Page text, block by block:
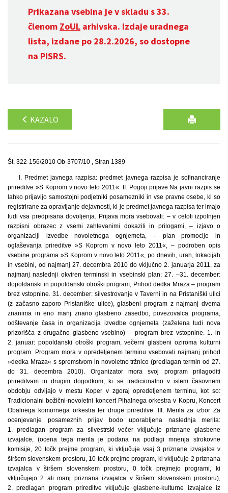
Prikazana vsebina je v skladu s 33.
členom ZoUL arhivska. Izdaje uradnega
lista, izdane po 28.2.2026, so dostopne
na PISRS.
KAZALO
Št. 322-156/2010 Ob-3707/10 , Stran 1389
I. Predmet javnega razpisa: predmet javnega razpisa je sofinanciranje
prireditve »S Koprom v novo leto 2011«. II. Pogoji prijave Na javni razpis se
lahko prijavijo samostojni podjetniki posamezniki in vse pravne osebe, ki so
registrirane za opravljanje dejavnosti, ki je predmet javnega razpisa ter imajo
tudi vsa predpisana dovoljenja. Prijava mora vsebovati: – v celoti izpolnjen
razpisni obrazec z vsemi zahtevanimi dokazili in prilogami, – izjavo o
organizaciji izvedbe novoletnega ognjemeta, – plan promocije in
oglaševanja prireditve »S Koprom v novo leto 2011«, – podroben opis
vsebine programa »S Koprom v novo leto 2011«, po dnevih, urah, lokacijah
in vsebini, od najmanj 27. decembra 2010 do vključno 2. januarja 2011, za
najmanj naslednji okviren terminski in vsebinski plan: 27. –31. december:
dopoldanski in popoldanski otroški program, Prihod dedka Mraza – program
brez vstopnine. 31. december: silvestrovanje v Taverni in na Pristaniški ulici
(z začasno zaporo Pristaniške ulice), glasbeni program z najmanj dvema
znanima in eno manj znano glasbeno zasedbo, povezovalca programa,
odštevanje časa in organizacija izvedbe ognjemeta (zaželena tudi nova
prizorišča z drugačno glasbeno vsebino) – program brez vstopnine. 1. in
2. januar: popoldanski otroški program, večerni glasbeni oziroma kulturni
program. Program mora v opredeljenem terminu vsebovati najmanj prihod
»dedka Mraza« s spremstvom in novoletno tržnico (predlagan termin od 27.
do 31. decembra 2010). Organizator mora svoj program prilagoditi
prireditvam in drugim dogodkom, ki se tradicionalno v istem časovnem
obdobju odvijajo v mestu Koper v zgoraj opredeljenem terminu, kot so:
Tradicionalni božični-novoletni koncert Pihalnega orkestra v Kopru, Koncert
Obalnega komornega orkestra ter druge prireditve. III. Merila za izbor Za
ocenjevanje posameznih prijav bodo uporabljena naslednja merila:
1. predlagan program za silvestrski večer vključuje priznane glasbene
izvajalce, (ocena tega merila je podana na podlagi mnenja strokovne
komisije, 20 točk prejme program, ki vključuje vsaj 3 priznane izvajalce v
širšem slovenskem prostoru, 10 točk prejme program, ki vključuje 2 priznana
izvajalca v širšem slovenskem prostoru, 0 točk prejmejo programi, ki
vključujejo 2 ali manj priznana izvajalca v širšem slovenskem prostoru),
2. predlagan program prireditve vključuje glasbene-kulturne izvajalce iz